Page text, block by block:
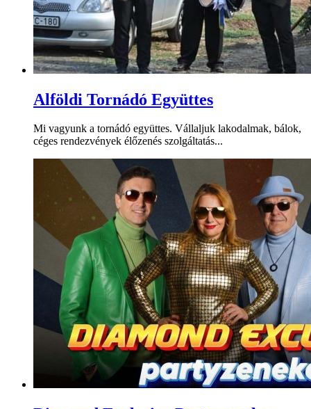
Alföldi Tornádó Együttes
Mi vagyunk a tornádó együttes. Vállaljuk lakodalmak, bálok,
céges rendezvények élőzenés szolgáltatás...